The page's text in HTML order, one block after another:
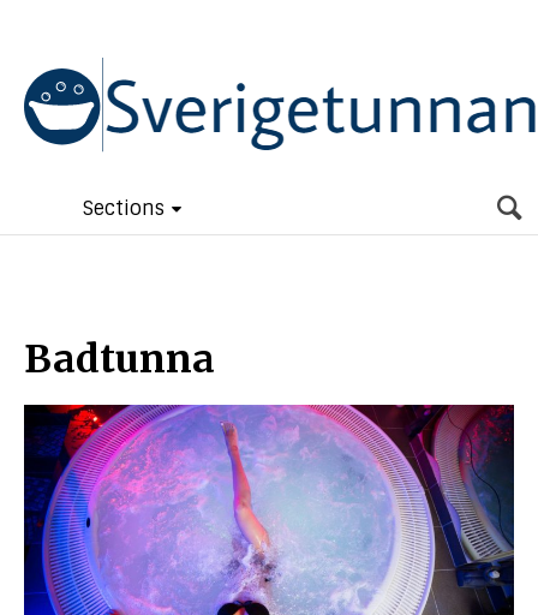
Sections
Badtunna